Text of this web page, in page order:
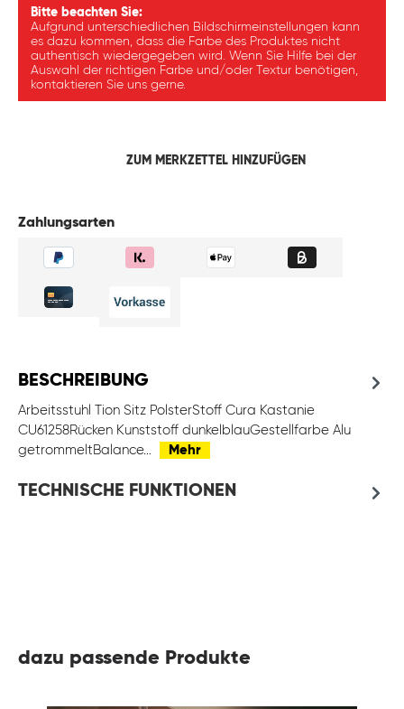
Bitte beachten Sie:
Aufgrund unterschiedlichen Bildschirmeinstellungen kann
es dazu kommen, dass die Farbe des Produktes nicht
authentisch wiedergegeben wird. Wenn Sie Hilfe bei der
Auswahl der richtigen Farbe und/oder Textur benötigen,
kontaktieren Sie uns gerne.
ZUM MERKZETTEL HINZUFÜGEN
Zahlungsarten
BESCHREIBUNG
Arbeitsstuhl Tion Sitz PolsterStoff Cura Kastanie
CU61258Rücken Kunststoff dunkelblauGestellfarbe Alu
getrommeltBalance…
Mehr
TECHNISCHE FUNKTIONEN
dazu passende Produkte